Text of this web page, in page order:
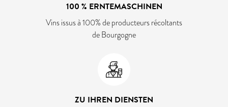
100 % ERNTEMASCHINEN
Vins issus à 100% de producteurs récoltants
de Bourgogne
ZU IHREN DIENSTEN